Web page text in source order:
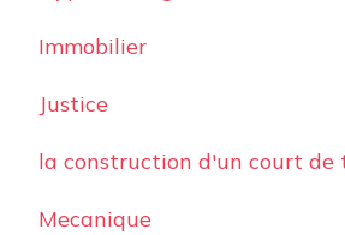
Immobilier
Justice
la construction d'un court de
Mecanique